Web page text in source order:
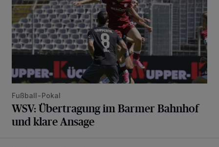
Fußball-Pokal
WSV: Übertragung im Barmer Bahnhof
und klare Ansage